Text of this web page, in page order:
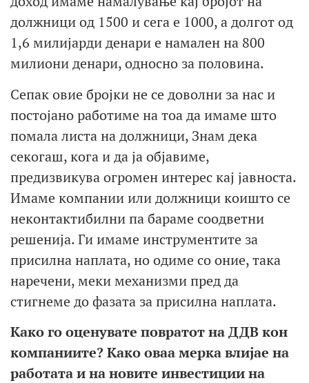
должници од 1500 и сега е 1000, а долгот од
1,6 милијарди денари е намален на 800
милиони денари, односно за половина.
Сепак овие бројки не се доволни за нас и
постојано работиме на тоа да имаме што
помала листа на должници, Знам дека
секогаш, кога и да ја објавиме,
предизвикува огромен интерес кај јавноста.
Имаме компании или должници коишто се
неконтактибилни па бараме соодветни
решенија. Ги имаме инструментите за
присилна наплата, но одиме со оние, така
наречени, меки механизми пред да
стигнеме до фазата за присилна наплата.
Како го оценувате повратот на ДДВ кон
компаниите? Како оваа мерка влијае на
работата и на новите инвестиции на